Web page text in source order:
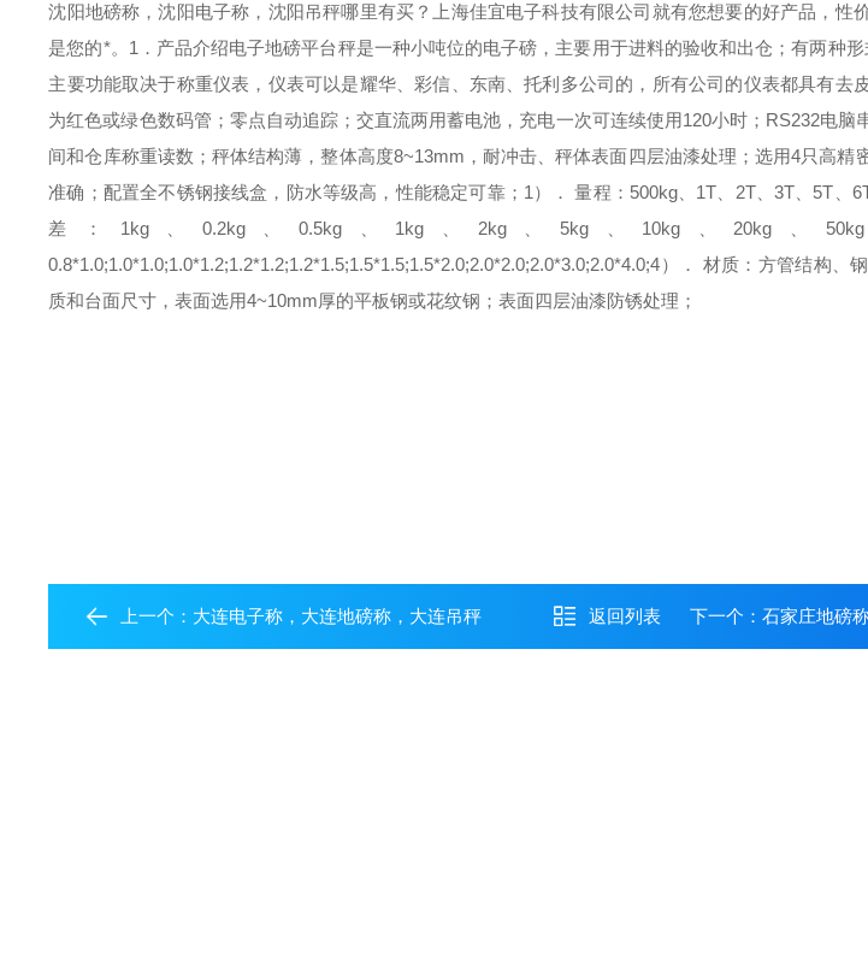
沈阳地磅称，沈阳电子称，沈阳吊秤哪里有买？上海佳宜电子科技有限公司就有您想要的好产品，性
是您的*。 1．产品介绍电子地磅平台秤是一种小吨位的电子磅，主要用于进料的验收和出仓；有两种形
主要功能取决于称重仪表，仪表可以是耀华、彩信、东南、托利多公司的，所有公司的仪表都具有去
为红色或绿色数码管； 零点自动追踪；交直流两用蓄电池，充电一次可连续使用120小时； RS232电脑
间和仓库称重读数； 秤体结构薄，整体高度8~13mm，耐冲击、秤体表面四层油漆处理；选用4只高精
准确； 配置全不锈钢接线盒，防水等级高，性能稳定可靠； 1）． 量程： 500kg、1T、2T、3T、5T、
差： 1kg、0.2kg、0.5kg、1kg、2kg、5kg、10kg、20kg、50kg
0.8*1.0;1.0*1.0;1.0*1.2;1.2*1.2;1.2*1.5;1.5*1.5;1.5*2.0;2.0*2.0;2.0*3.0;2.0*4.0;4）． 材质： 方管结构、
质和台面尺寸，表面选用4~10mm厚的平板钢或花纹钢；表面四层油漆防锈处理；
上一个： 大连电子称，大连地磅称，大连吊秤 返回列表 下一个： 石家庄地磅称